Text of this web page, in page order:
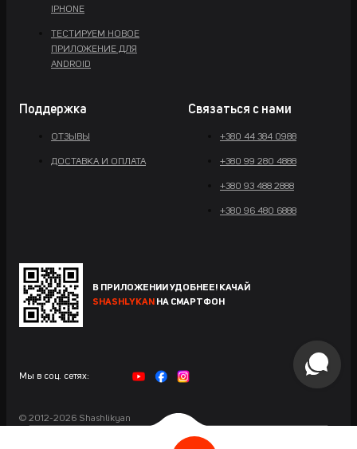
IPHONE
ТЕСТИРУЕМ НОВОЕ
ПРИЛОЖЕНИЕ ДЛЯ
ANDROID
Поддержка
ОТЗЫВЫ
ДОСТАВКА И ОПЛАТА
Связаться с нами
+380 44 384 0988
+380 99 280 4888
+380 93 488 2888
+380 96 480 6888
В ПРИЛОЖЕНИИ УДОБНЕЕ! КАЧАЙ
SHASHLYKAN НА СМАРТФОН
© 2012-2026 Shashlikyan
Мы в соц. сетях: